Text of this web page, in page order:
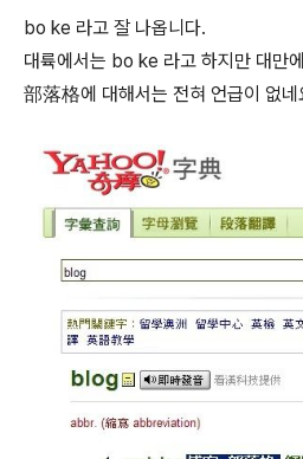
bo ke 라고 잘 나옵니다.
대륙에서는 bo ke 라고 하지만 대만
部落格에 대해서는 전혀 언급이 없네